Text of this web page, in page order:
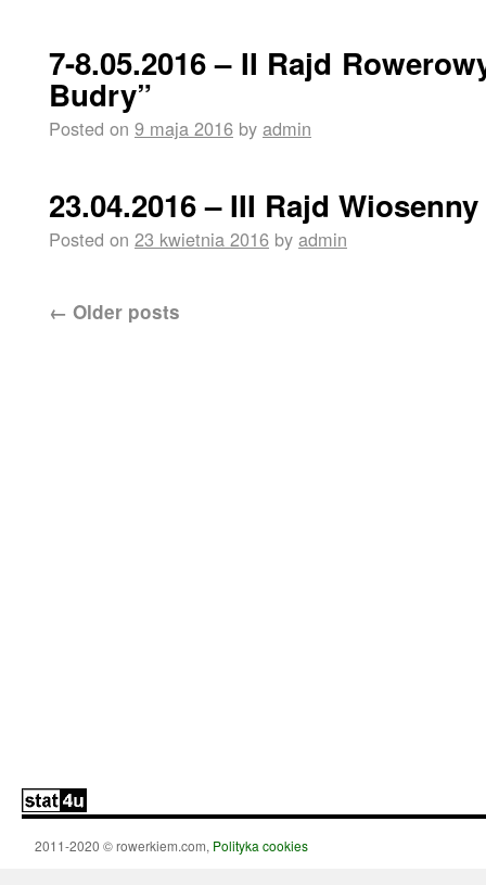
7-8.05.2016 – II Rajd
Budry”
Posted on 9 maja 2016 by admin
23.04.2016 – III Rajd
Posted on 23 kwietnia 2016 by admin
← Older posts
2011-2020 © rowerkiem.com, Polityka cookies